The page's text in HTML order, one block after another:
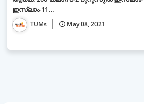
ഇസ്ലാം-11…
TUMs May 08, 2021